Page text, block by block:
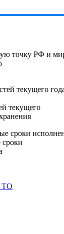
текущего
сроки
ТО